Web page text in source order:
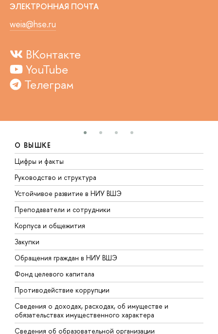
ЭЛЕКТРОННАЯ ПОЧТА
weia@hse.ru
ВКонтакте
YouTube
Телеграм
О ВЫШКЕ
Цифры и факты
Руководство и структура
Устойчивое развитие в НИУ ВШЭ
Преподаватели и сотрудники
Корпуса и общежития
Закупки
Обращения граждан в НИУ ВШЭ
Фонд целевого капитала
Противодействие коррупции
Сведения о доходах, расходах, об имуществе и
обязательствах имущественного характера
Сведения об образовательной организации